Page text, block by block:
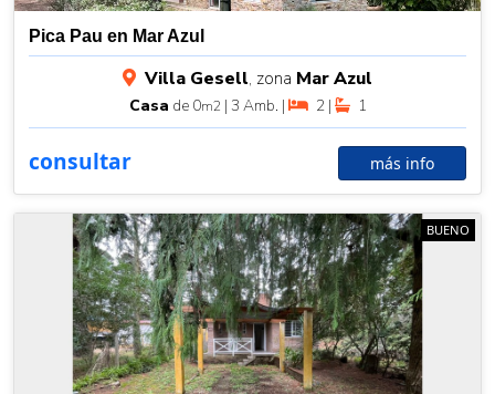
Pica Pau en Mar Azul
Villa Gesell, zona Mar Azul
Casa de 0m2 | 3 Amb. | 2 | 1
consultar más info
BUENO